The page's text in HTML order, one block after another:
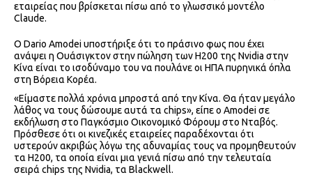
εταιρείας που βρίσκεται πίσω από το γλωσσικό μοντέλο
Claude.
Ο Dario Amodei υποστήριξε ότι το πράσινο φως που έχει
ανάψει η Ουάσιγκτον στην πώληση των H200 της Nvidia στην
Κίνα είναι το ισοδύναμο του να πουλάνε οι ΗΠΑ πυρηνικά όπλα
στη Βόρεια Κορέα.
«Είμαστε πολλά χρόνια μπροστά από την Κίνα. Θα ήταν μεγάλο
λάθος να τους δώσουμε αυτά τα chips», είπε ο Amodei σε
εκδήλωση στο Παγκόσμιο Οικονομικό Φόρουμ στο Νταβός.
Πρόσθεσε ότι οι κινεζικές εταιρείες παραδέχονται ότι
υστερούν ακριβώς λόγω της αδυναμίας τους να προμηθευτούν
τα Η200, τα οποία είναι μια γενιά πίσω από την τελευταία
σειρά chips της Nvidia, τα Blackwell.